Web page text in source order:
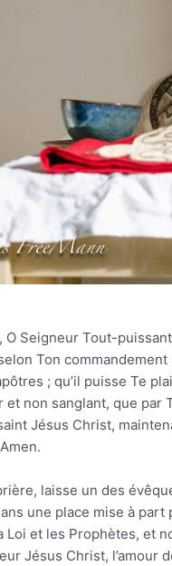
Seigneur Tout-
Ton
; qu’il puisse Te
et non sanglant, que par
Jésus Christ,
laisse un des
une place mise à
Loi et les Prophètes, et
Jésus Christ, l’amour